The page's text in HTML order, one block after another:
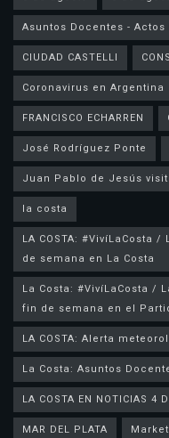
Asuntos Docentes -
CIUDAD CASTELLI
Coronavirus en Argentina
FRANCISCO ECHARREN
José Rodríguez Ponte
la costa
LA COSTA:
de semana en La Costa
La Costa: #VivíLaCosta /
fin de semana en el
LA COSTA: Alerta
La Costa: Asuntos
LA COSTA EN NOTICIAS 4
MAR DEL PLATA